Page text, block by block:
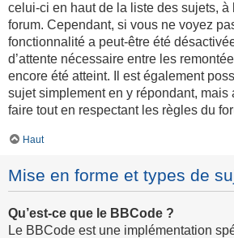
celui-ci en haut de la liste des sujets, à
forum. Cependant, si vous ne voyez
fonctionnalité a peut-être été
d’attente nécessaire entre les
encore été atteint. Il est également
sujet simplement en y répondant, mais
faire tout en respectant les règles du
Haut
Mise en forme et types de
Qu’est-ce que le BBCode ?
Le BBCode est une implémentation